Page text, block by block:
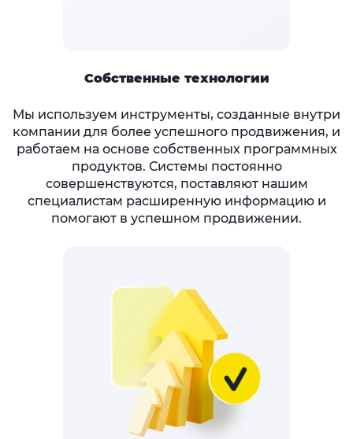
Собственные технологии
Мы используем инструменты, созданные внутри
компании для более успешного продвижения, и
работаем на основе собственных программных
продуктов. Системы постоянно
совершенствуются, поставляют нашим
специалистам расширенную информацию и
помогают в успешном продвижении.